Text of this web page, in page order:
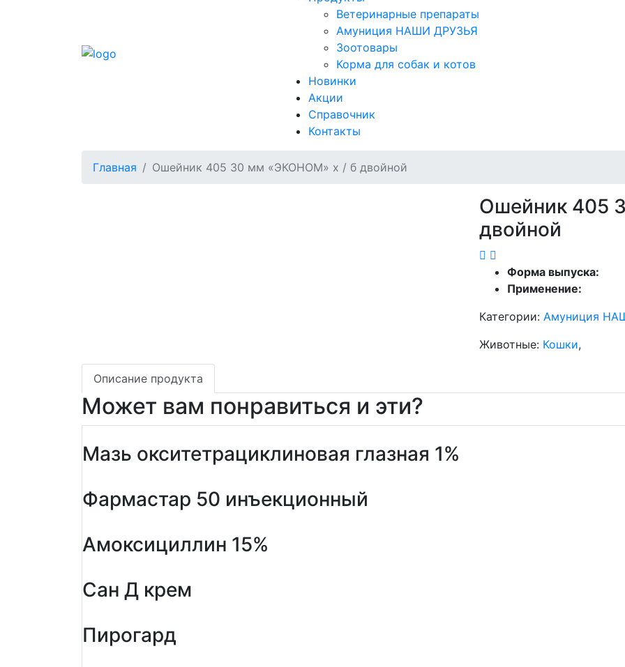
Ветеринарные препараты
Амуниция НАШИ ДРУЗЬЯ
Зоотовары
Корма для собак и котов
Новинки
Акции
Справочник
Контакты
Главная Ошейник 405 30 мм «ЭКОНОМ» х / б двойной
Ошейник 405
двойной
Форма выпуска:
Применение:
Категории: Амуниция
Животные: Кошки,
Описание продукта
Может вам понравиться и эти?
Мазь окситетрациклиновая глазная 1%
Фармастар 50 инъекционный
Амоксициллин 15%
Сан Д крем
Пирогард